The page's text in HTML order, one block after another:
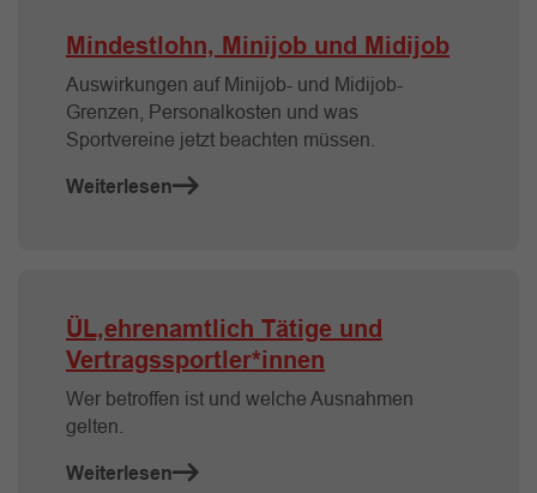
Mindestlohn, Minijob und Midijob
Auswirkungen auf Minijob- und Midijob-
Grenzen, Personalkosten und was
Sportvereine jetzt beachten müssen.
Weiterlesen
ÜL,ehrenamtlich Tätige und
Vertragssportler*innen
Wer betroffen ist und welche Ausnahmen
gelten.
Weiterlesen